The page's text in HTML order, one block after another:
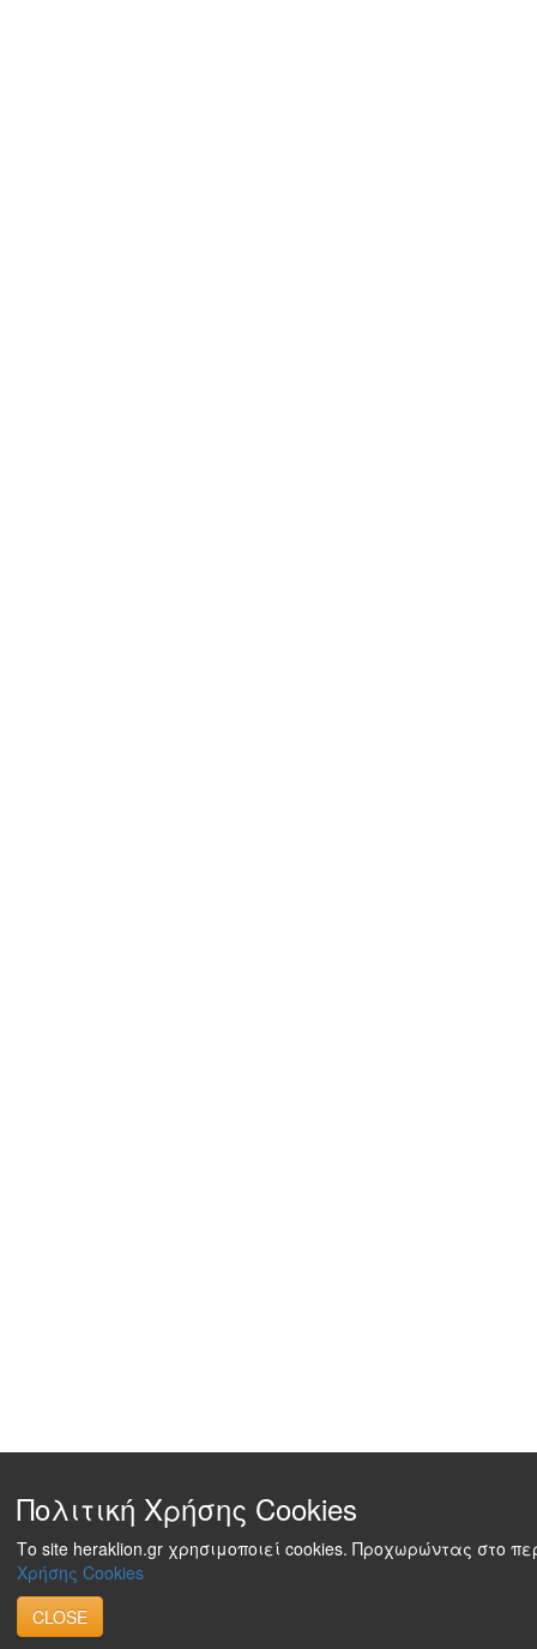
Πολιτική Χρήσης Cookies
Το site heraklion.gr χρησιμοποιεί cookies. Προχωρώντας στο
Χρήσης Cookies
CLOSE